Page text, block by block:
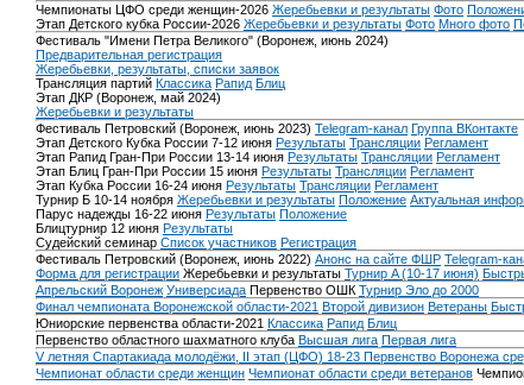
Чемпионаты ЦФО среди женщин-2026 Жеребьевки и результаты Фото
Этап Детского кубка России-2026 Жеребьевки и результаты Фото Много фото
Фестиваль "Имени Петра Великого" (Воронеж, июнь 2024)
Предварительная регистрация
Жеребьевки, результаты, списки заявок
Трансляция партий Классика Рапид Блиц
Этап ДКР (Воронеж, май 2024)
Жеребьевки и результаты
Фестиваль Петровский (Воронеж, июнь 2023) Telegram-канал Группа ВКонтакте
Этап Детского Кубка России 7-12 июня Результаты Трансляции Регламент
Этап Рапид Гран-При России 13-14 июня Результаты Трансляции Регламент
Этап Блиц Гран-При России 15 июня Результаты Трансляции Регламент
Этап Кубка России 16-24 июня Результаты Трансляции Регламент
Турнир Б 10-14 ноября Жеребьевки и результаты Положение Актуальная
Парус надежды 16-22 июня Результаты Положение
Блицтурнир 12 июня Результаты
Судейский семинар Список участников Регистрация
Фестиваль Петровский (Воронеж, июнь 2022) Анонс на сайте ФШР Telegram-
Форма для регистрации Жеребьевки и результаты Турнир A (10-17 июня)
Апрельский Воронеж Универсиада Первенство ОШК Турнир Эло до 2000
Финал чемпионата Воронежской области-2021 Второй дивизион Ветераны
Юниорские первенства области-2021 Классика Рапид Блиц
Первенство областного шахматного клуба Высшая лига Первая лига
V летняя Спартакиада молодёжи, II этап (ЦФО) 18-23 Первенство Воронежа
Чемпионат области среди женщин Чемпионат области среди ветеранов